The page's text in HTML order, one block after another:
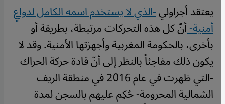
يعتقد أجراولي-الذي لا يستخدم اسمه الكامل لدواعٍ
أمنية-أنّ كل هذه التحركات مرتبطة، بطريقة أو
بأخرى، بالحكومة المغربية وأجهزتها الأمنية. وقد لا
يكون ذلك مفاجئاً بالنظر إلى أنّ قادة حركة الحراك
-التي ظهرت في عام 2016 في منطقة الريف
الشمالية المحرومة- حُكِم عليهم بالسجن لمدة